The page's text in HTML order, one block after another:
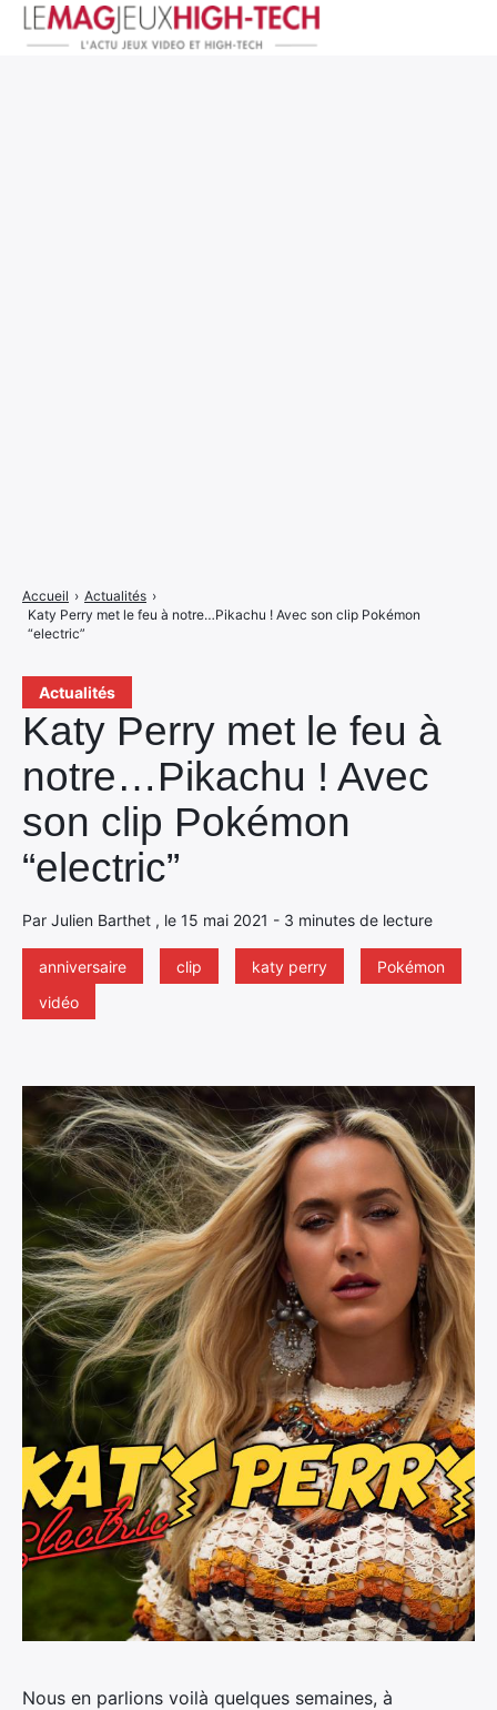
Actualités
Katy Perry met le feu à
notre…Pikachu ! Avec
son clip Pokémon
“electric”
Par Julien Barthet , le 15 mai 2021 - 3 minutes de lecture
anniversaire clip katy perry
Pokémon
vidéo
Accueil › Actualités ›
Katy Perry met le feu à notre…Pikachu ! Avec son clip Pokémon
“electric”
Nous en parlions voilà quelques semaines, à